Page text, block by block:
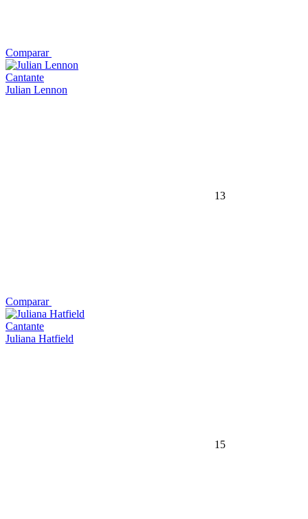
Comparar
Cantante
Julian Lennon
13
Comparar
Cantante
Juliana Hatfield
15